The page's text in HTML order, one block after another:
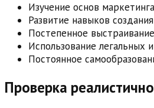
Изучение основ
Развитие навыков
Постепенное
Использование
Постоянное
Проверка